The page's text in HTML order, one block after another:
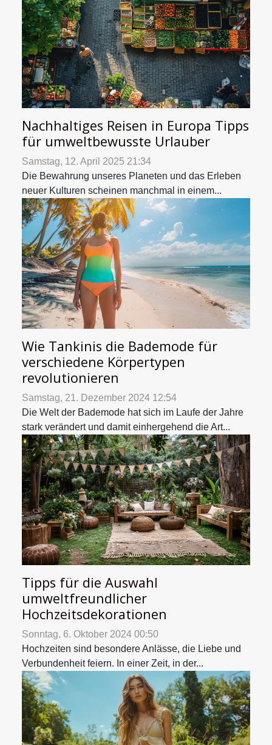
Nachhaltiges Reisen in Europa Tipps
für umweltbewusste Urlauber
Samstag, 12. April 2025 21:34
Die Bewahrung unseres Planeten und das Erleben
neuer Kulturen scheinen manchmal in einem...
Wie Tankinis die Bademode für
verschiedene Körpertypen
revolutionieren
Samstag, 21. Dezember 2024 12:54
Die Welt der Bademode hat sich im Laufe der Jahre
stark verändert und damit einhergehend die Art...
Tipps für die Auswahl
umweltfreundlicher
Hochzeitsdekorationen
Sonntag, 6. Oktober 2024 00:50
Hochzeiten sind besondere Anlässe, die Liebe und
Verbundenheit feiern. In einer Zeit, in der...